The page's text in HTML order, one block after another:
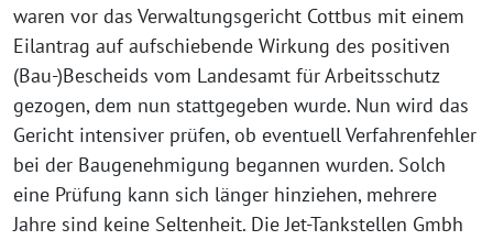
waren vor das Verwaltungsgericht Cottbus mit einem
Eilantrag auf aufschiebende Wirkung des positiven
(Bau-)Bescheids vom Landesamt für Arbeitsschutz
gezogen, dem nun stattgegeben wurde. Nun wird das
Gericht intensiver prüfen, ob eventuell Verfahrenfehler
bei der Baugenehmigung begannen wurden. Solch
eine Prüfung kann sich länger hinziehen, mehrere
Jahre sind keine Seltenheit. Die Jet-Tankstellen Gmbh